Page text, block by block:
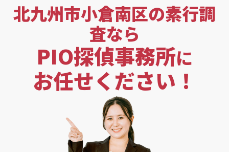
北九州市小倉南区の素行調
査なら
PIO探偵事務所に
お任せください！